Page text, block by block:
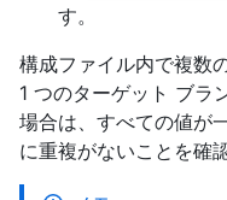
す。
構成ファイル内で複数
1 つのターゲット ブラ
場合は、すべての値が
に重複がないことを確